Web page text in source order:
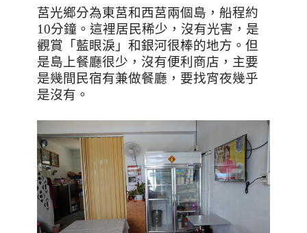
莒光鄉分為東莒和西莒兩個島，船程約
10分鐘。這裡居民稀少，沒有光害，是
觀賞「藍眼淚」和銀河很棒的地方。但
是島上餐廳很少，沒有便利商店，主要
是幾間民宿有兼做餐廳，要找宵夜幾乎
是沒有。